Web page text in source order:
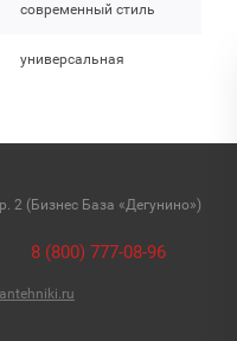
современный стиль
универсальная
2 (Бизнес База «Дегунино»)
8 (800) 777-08-96